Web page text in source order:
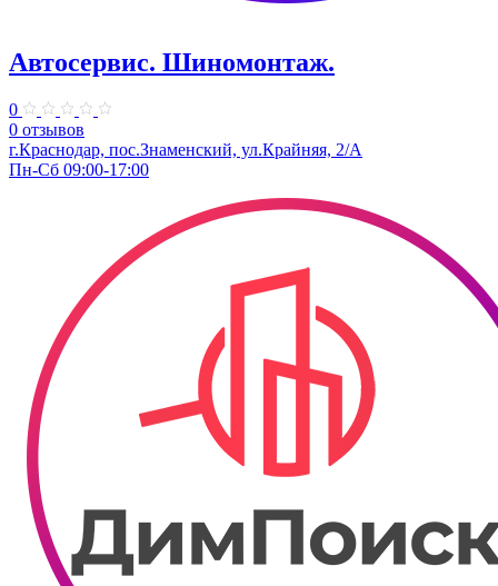
Автосервис. Шиномонтаж.
0
0 отзывов
г.Краснодар, пос.Знаменский, ул.Крайняя, 2/А
Пн-Сб 09:00-17:00